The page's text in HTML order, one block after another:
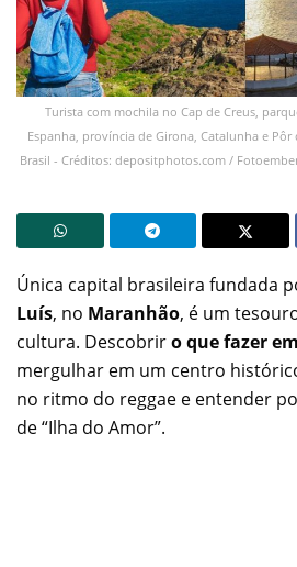
Turista com mochila no Cap de Creus,
Espanha, província de Girona, Catalunha e
Brasil - Créditos: depositphotos.com /
Única capital brasileira fundada
Luís, no Maranhão, é um
cultura. Descobriro que fazer
mergulhar em um centro
no ritmo do reggae e entender
de “Ilha do Amor”.